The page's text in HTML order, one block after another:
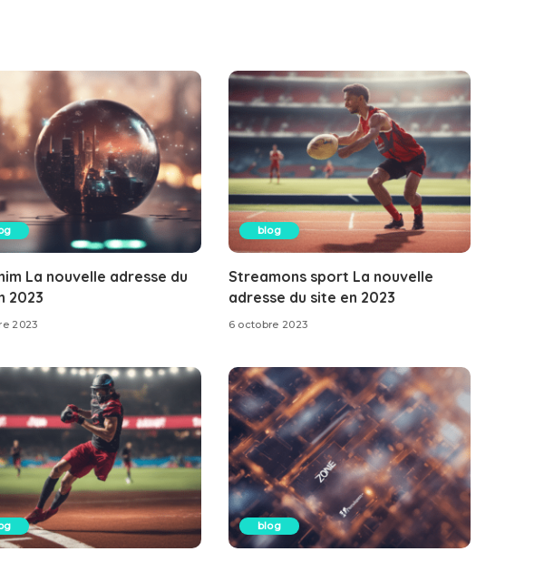
La nouvelle adresse du
2023
2023
blog
Streamons sport La nouvelle
adresse du site en 2023
6 octobre 2023
blog